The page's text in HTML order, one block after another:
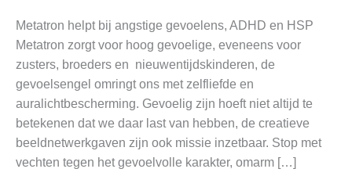
Metatron helpt bij angstige gevoelens, ADHD en HSP
Metatron zorgt voor hoog gevoelige, eveneens voor
zusters, broeders en nieuwentijdskinderen, de
gevoelsengel omringt ons met zelfliefde en
auralichtbescherming. Gevoelig zijn hoeft niet altijd te
betekenen dat we daar last van hebben, de creatieve
beeldnetwerkgaven zijn ook missie inzetbaar. Stop met
vechten tegen het gevoelvolle karakter, omarm […]
omringd
prikkelbaarheid
met
zelfliefde
en
auralichtbescherming